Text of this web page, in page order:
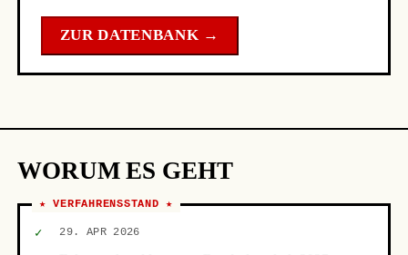
ZUR DATENBANK →
WORUM ES GEHT
★ VERFAHRENSSTAND ★
✓ 29. APR 2026